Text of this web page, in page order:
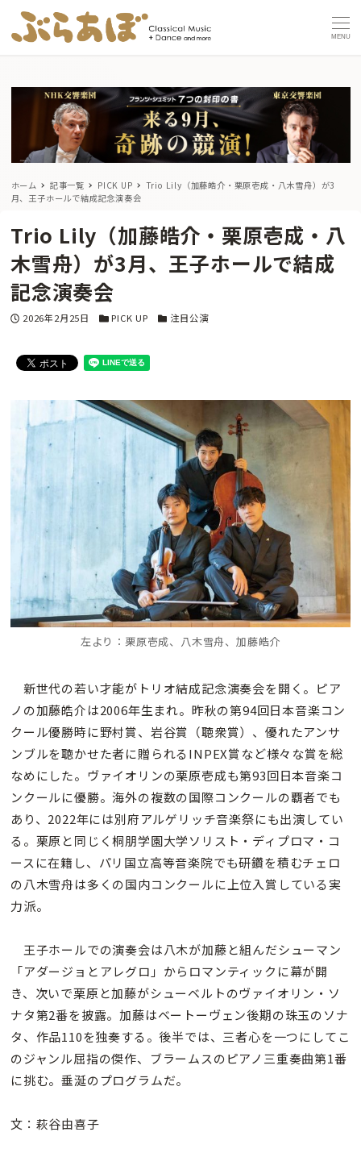
MENU
ホーム 記事一覧 PICK UP
Trio Lily（加藤皓介・栗原壱成・八木雪舟）が3
月、王子ホールで結成記念演奏会
Trio Lily（加藤皓介・栗原壱成・八
木雪舟）が3月、王子ホールで結成
記念演奏会
投稿日
2026年2月25日 カテゴリー
PICK UP カテゴリー
注目公演
左より：栗原壱成、八木雪舟、加藤皓介
新世代の若い才能がトリオ結成記念演奏会を開く。ピア
ノの加藤皓介は2006年生まれ。昨秋の第94回日本音楽コン
クール優勝時に野村賞、岩谷賞（聴衆賞）、優れたアンサ
ンブルを聴かせた者に贈られるINPEX賞など様々な賞を総
なめにした。ヴァイオリンの栗原壱成も第93回日本音楽コ
ンクールに優勝。海外の複数の国際コンクールの覇者でも
あり、2022年には別府アルゲリッチ音楽祭にも出演してい
る。栗原と同じく桐朋学園大学ソリスト・ディプロマ・コ
ースに在籍し、パリ国立高等音楽院でも研鑽を積むチェロ
の八木雪舟は多くの国内コンクールに上位入賞している実
力派。
王子ホールでの演奏会は八木が加藤と組んだシューマン
「アダージョとアレグロ」からロマンティックに幕が開
き、次いで栗原と加藤がシューベルトのヴァイオリン・ソ
ナタ第2番を披露。加藤はベートーヴェン後期の珠玉のソナ
タ、作品110を独奏する。後半では、三者心を一つにしてこ
のジャンル屈指の傑作、ブラームスのピアノ三重奏曲第1番
に挑む。垂涎のプログラムだ。
文：萩谷由喜子